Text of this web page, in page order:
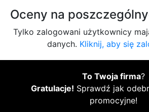
Oceny na
Tylko zalogowani użytkownicy
danych. Kliknij, aby się
To Twoja firma?
Gratulacje! Sprawdź jak
promocyjne!